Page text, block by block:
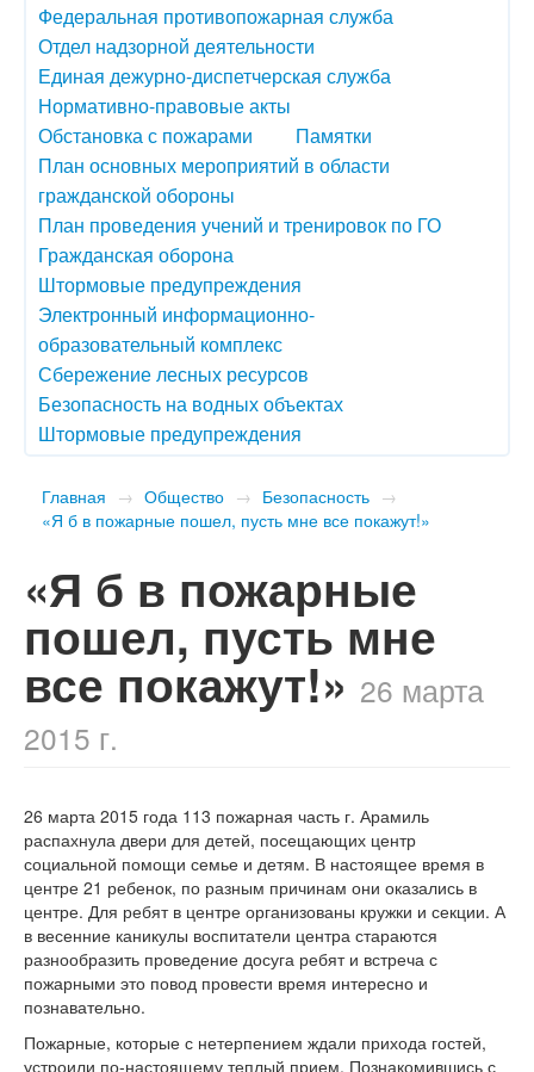
Федеральная противопожарная служба
Отдел надзорной деятельности
Единая дежурно-диспетчерская служба
Нормативно-правовые акты
Обстановка с пожарами
Памятки
План основных мероприятий в области
гражданской обороны
План проведения учений и тренировок по ГО
Гражданская оборона
Штормовые предупреждения
Электронный информационно-
образовательный комплекс
Сбережение лесных ресурсов
Безопасность на водных объектах
Штормовые предупреждения
Главная → Общество → Безопасность →
«Я б в пожарные пошел, пусть мне все покажут!»
«Я б в пожарные
пошел, пусть мне
все покажут!» 26 марта
2015 г.
26 марта 2015 года 113 пожарная часть г. Арамиль
распахнула двери для детей, посещающих центр
социальной помощи семье и детям. В настоящее время в
центре 21 ребенок, по разным причинам они оказались в
центре. Для ребят в центре организованы кружки и секции. А
в весенние каникулы воспитатели центра стараются
разнообразить проведение досуга ребят и встреча с
пожарными это повод провести время интересно и
познавательно.
Пожарные, которые с нетерпением ждали прихода гостей,
устроили по-настоящему теплый прием. Познакомившись с